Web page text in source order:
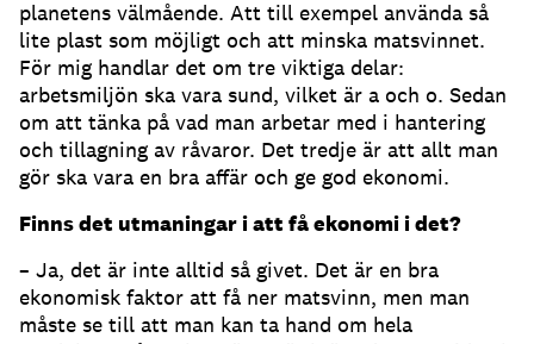
planetens välmående. Att till exempel använda så
lite plast som möjligt och att minska matsvinnet.
För mig handlar det om tre viktiga delar:
arbetsmiljön ska vara sund, vilket är a och o. Sedan
om att tänka på vad man arbetar med i hantering
och tillagning av råvaror. Det tredje är att allt man
gör ska vara en bra affär och ge god ekonomi.
Finns det utmaningar i att få ekonomi i det?
– Ja, det är inte alltid så givet. Det är en bra
ekonomisk faktor att få ner matsvinn, men man
måste se till att man kan ta hand om hela